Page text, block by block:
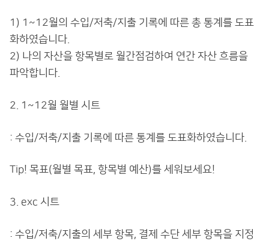
1) 1~12월의 수입/저축/지출 기록에 따른 총 통계를 도표
화하였습니다.
2) 나의 자산을 항목별로 월간점검하여 연간 자산 흐름을
파악합니다.
2. 1~12월 월별 시트
: 수입/저축/지출 기록에 따른 통계를 도표화하였습니다.
Tip! 목표(월별 목표, 항목별 예산)를 세워보세요!
3. exc 시트
: 수입/저축/지출의 세부 항목, 결제 수단 세부 항목을 지정